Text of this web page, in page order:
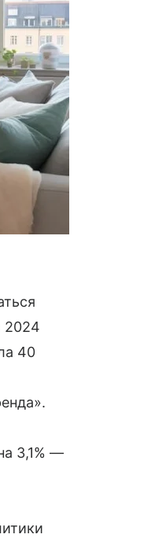
2024
40
3,1% —